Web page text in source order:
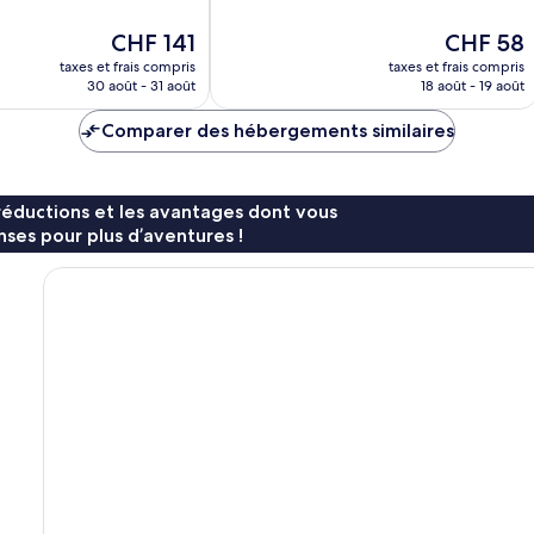
Le
nouveau
prix
de
CHF 141
CHF 141
taxes et frais compris
30 août - 31 août
Le
nouveau
prix
de
CHF 58
CHF 58
taxes et frais compris
18 août - 19 août
Comparer des hébergements similaires
et les avantages dont vous
pour plus d’aventures !